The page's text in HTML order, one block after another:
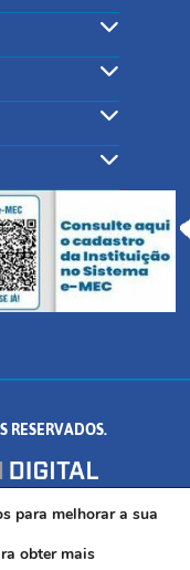
RESERVADOS.
FORMIGA/MG - CEP:
para melhorar a sua
obter mais